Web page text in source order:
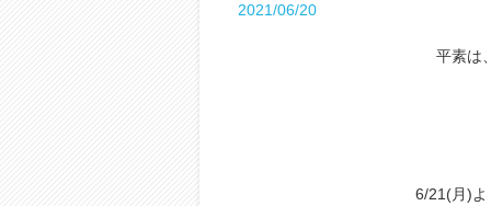
2021/06/20
平素は
6/21(月)よ